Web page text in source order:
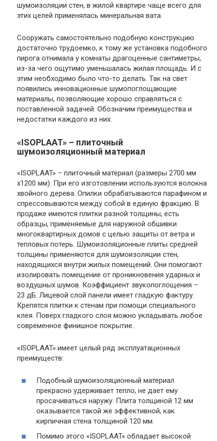
шумоизоляции стен, в жилой квартире чаще всего для
этих целей применялась минеральная вата.
Сооружать самостоятельно подобную конструкцию
достаточно трудоемко, к тому же установка подобного
пирога отнимала у комнаты драгоценные сантиметры,
из-за чего ощутимо уменьшалась жилая площадь. И с
этим необходимо было что-то делать. Так на свет
появились инновационные шумопоглощающие
материалы, позволяющие хорошо справляться с
поставленной задачей. Обозначим преимущества и
недостатки каждого из них.
«ISOPLAAT» – плиточный
шумоизоляционный материал
«ISOPLAAT» – плиточный материал (размеры 2700 мм
х1200 мм). При его изготовлении используются волокна
хвойного дерева. Опилки обрабатываются парафином и
спрессовываются между собой в единую фракцию. В
продаже имеются плитки разной толщины, есть
образцы, применяемые для наружной обшивки
многоквартирных домов с целью защиты от ветра и
тепловых потерь. Шумоизоляционные плиты средней
толщины применяются для шумоизоляции стен,
находящихся внутри жилых помещений. Они помогают
изолировать помещение от проникновения ударных и
воздушных шумов. Коэффициент звукопоглощения –
23 дБ. Лицевой слой панели имеет гладкую фактуру.
Крепятся плитки к стенам при помощи специального
клея. Поверх гладкого слоя можно укладывать любое
современное финишное покрытие.
«ISOPLAAT» имеет целый ряд эксплуатационных
преимуществ:
Подобный шумоизоляционный материал
прекрасно удерживает тепло, не дает ему
просачиваться наружу. Плита толщиной 12 мм
оказывается такой же эффективной, как
кирпичная стена толщиной 120 мм.
Помимо этого «ISOPLAAT» обладает высокой